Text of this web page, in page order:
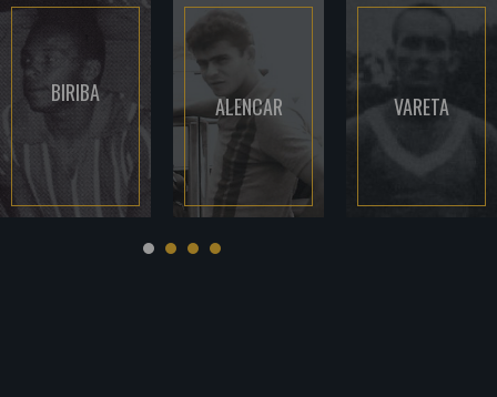
BIRIBA ALENCAR VARETA